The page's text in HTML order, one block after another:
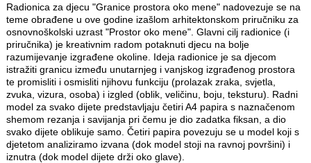
Radionica za djecu "Granice prostora oko mene" nadovezuje se na
teme obrađene u ove godine izašlom arhitektonskom priručniku za
osnovnoškolski uzrast "Prostor oko mene". Glavni cilj radionice (i
priručnika) je kreativnim radom potaknuti djecu na bolje
razumijevanje izgrađene okoline. Ideja radionice je sa djecom
istražiti granicu između unutarnjeg i vanjskog izgrađenog prostora
te promisliti i osmisliti njihovu funkciju (prolazak zraka, svjetla,
zvuka, vizura, osoba) i izgled (oblik, veličinu, boju, teksturu). Radni
model za svako dijete predstavljaju četiri A4 papira s naznačenom
shemom rezanja i savijanja pri čemu je dio zadatka fiksan, a dio
svako dijete oblikuje samo. Četiri papira povezuju se u model koji s
djetetom analiziramo izvana (dok model stoji na ravnoj površini) i
iznutra (dok model dijete drži oko glave).